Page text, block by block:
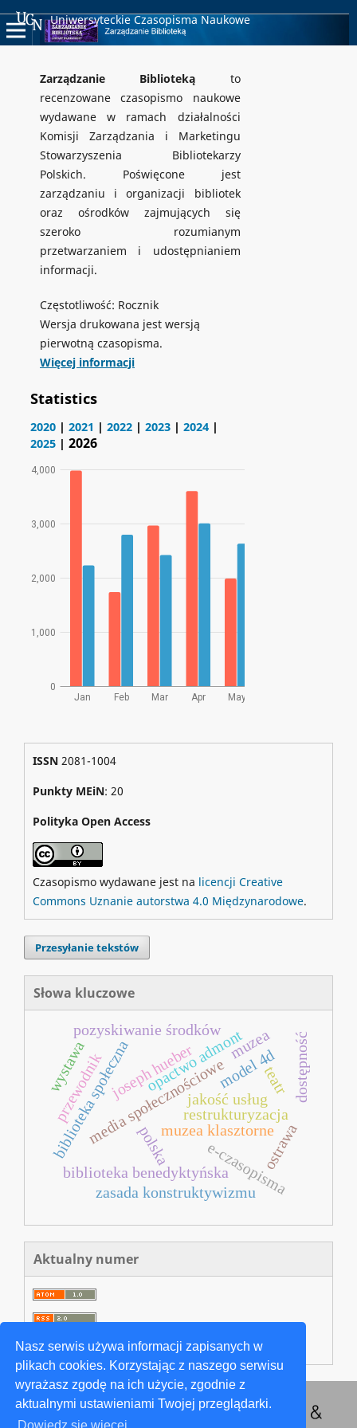
Nasz serwis używa informacji zapisanych w
plikach cookies. Korzystając z naszego serwisu
wyrażasz zgodę na ich użycie, zgodnie z
aktualnymi ustawieniami Twojej przeglądarki.
Uniwersyteckie Czasopisma Naukowe
Zarządzanie Biblioteką to
recenzowane czasopismo naukowe
wydawane w ramach działalności
Komisji Zarządzania i Marketingu
Stowarzyszenia Bibliotekarzy
Polskich. Poświęcone jest
zarządzaniu i organizacji bibliotek
oraz ośrodków zajmujących się
szeroko rozumianym
przetwarzaniem i udostępnianiem
informacji.
Częstotliwość: Rocznik
Wersja drukowana jest wersją
pierwotną czasopisma.
Więcej informacji
ISSN2081-1004
Punkty MEiN: 20
Polityka Open Access
Czasopismo wydawane jest na licencji Creative
Commons Uznanie autorstwa 4.0 Międzynarodowe.
Przesyłanie tekstów
Słowa kluczowe
media społecznościowerestrukturyzacja
biblioteka społeczna muzea klasztorne
joseph hueber
opactwo admont
biblioteka benedyktyńska
pozyskiwanie środków
e-czasopisma
przewodnik jakość usług
zasada konstruktywizmu
model 4d
teatr
wystawa
polska ostrawa
dostępność
muzea
Aktualny numer